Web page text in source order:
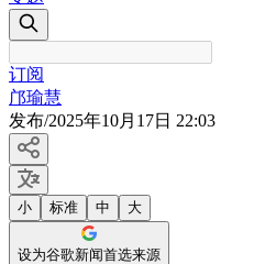
订阅
邝瑜慧
发布/2025年10月17日 22:03
小 标准 中 大
设为谷歌新闻首选来源